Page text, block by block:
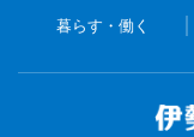
暮らす・働く